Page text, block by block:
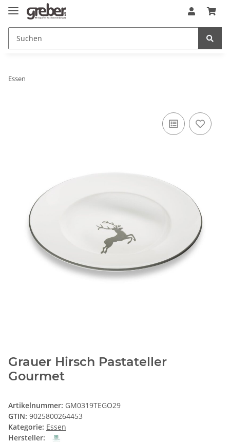
Essen
Grauer Hirsch Pastateller
Gourmet
Artikelnummer: GM0319TEGO29
GTIN: 9025800264453
Kategorie: Essen
Hersteller: